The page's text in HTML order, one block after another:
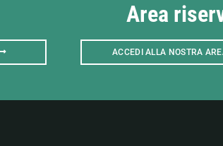
Area
ACCEDI ALLA NOSTRA